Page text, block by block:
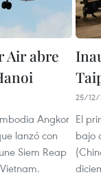
Air abre
Angkor
lanzó con
Siem Reap
25/12/
El
bajo